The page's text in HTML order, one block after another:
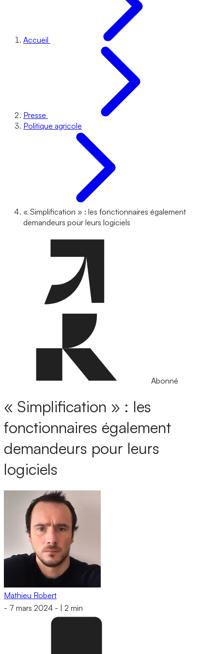
Accueil
Presse
Politique agricole
« Simplification » : les fonctionnaires également
demandeurs pour leurs logiciels
Abonné
« Simplification » : les
fonctionnaires également
demandeurs pour leurs
logiciels
Mathieu Robert
- 7 mars 2024 - 2 min